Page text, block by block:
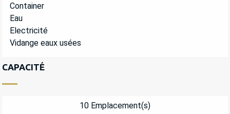
Container
Eau
Electricité
Vidange eaux usées
CAPACITÉ
10 Emplacement(s)